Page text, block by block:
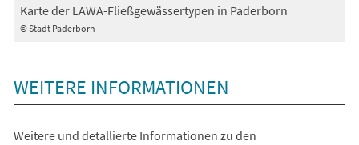
© Stadt Paderborn
Karte der LAWA-Fließgewässertypen in Paderborn
WEITERE INFORMATIONEN
Weitere und detallierte Informationen zu den